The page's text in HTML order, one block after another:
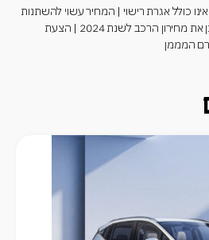
כולל אגרת רישוי | המחיר עשוי להשתנות
במידה ויבואן הרכב יחליט לעדכן את מחירון הרכב לשנת 2024 | הצעת
המממן